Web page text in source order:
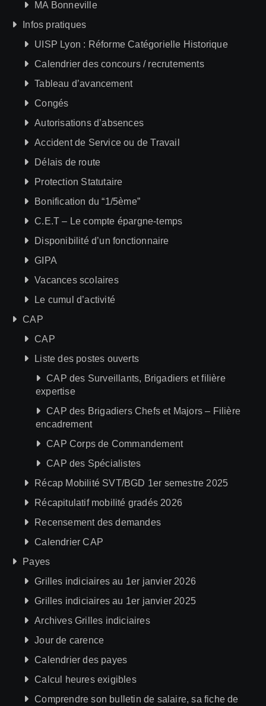
MA Bonneville
Infos pratiques
UISP Lyon : Réforme Catégorielle Historique
Calendrier des concours / recrutements
Tableau d’avancement
Congés
Autorisations d’absences
Accident de Service ou de Travail
Délais de route
Protection Statutaire
Bonification du “1/5ème”
C.E.T – Le compte épargne-temps
Disponibilité d’un fonctionnaire
GIPA
Vacances scolaires
Le cumul d’activité
CAP
CAP
Liste des postes ouverts
CAP des Surveillants, Brigadiers et filière
expertise
CAP des Brigadiers Chefs et Majors – Filière
encadrement
CAP Corps de Commandement
CAP des Spécialistes
Récap Mobilité SVT/BGD 1er semestre 2025
Récapitulatif mobilité gradés 2026
Recensement des demandes
Calendrier CAP
Payes
Grilles indiciaires au 1er janvier 2026
Grilles indiciaires au 1er janvier 2025
Archives Grilles indiciaires
Jour de carence
Calendrier des payes
Calcul heures exigibles
Comprendre son bulletin de salaire, sa fiche de